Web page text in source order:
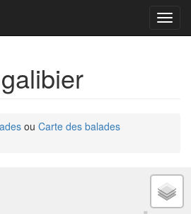
ou Carte des balades